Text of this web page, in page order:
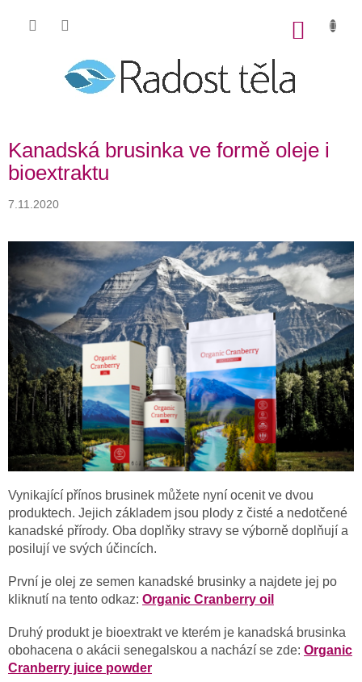
Kanadská brusinka ve formě oleje i
bioextraktu
7.11.2020
Vynikající přínos brusinek můžete nyní ocenit ve dvou
produktech. Jejich základem jsou plody z čisté a nedotčené
kanadské přírody. Oba doplňky stravy se výborně doplňují a
posilují ve svých účincích.
První je olej ze semen kanadské brusinky a najdete jej po
kliknutí na tento odkaz: Organic Cranberry oil
Druhý produkt je bioextrakt ve kterém je kanadská brusinka
obohacena o akácii senegalskou a nachází se zde: Organic
Cranberry juice powder